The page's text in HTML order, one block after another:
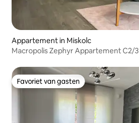
Appartement in Miskolc
Macropolis Zephyr Appartement C2/3
Favoriet van gasten
Favoriet van gasten